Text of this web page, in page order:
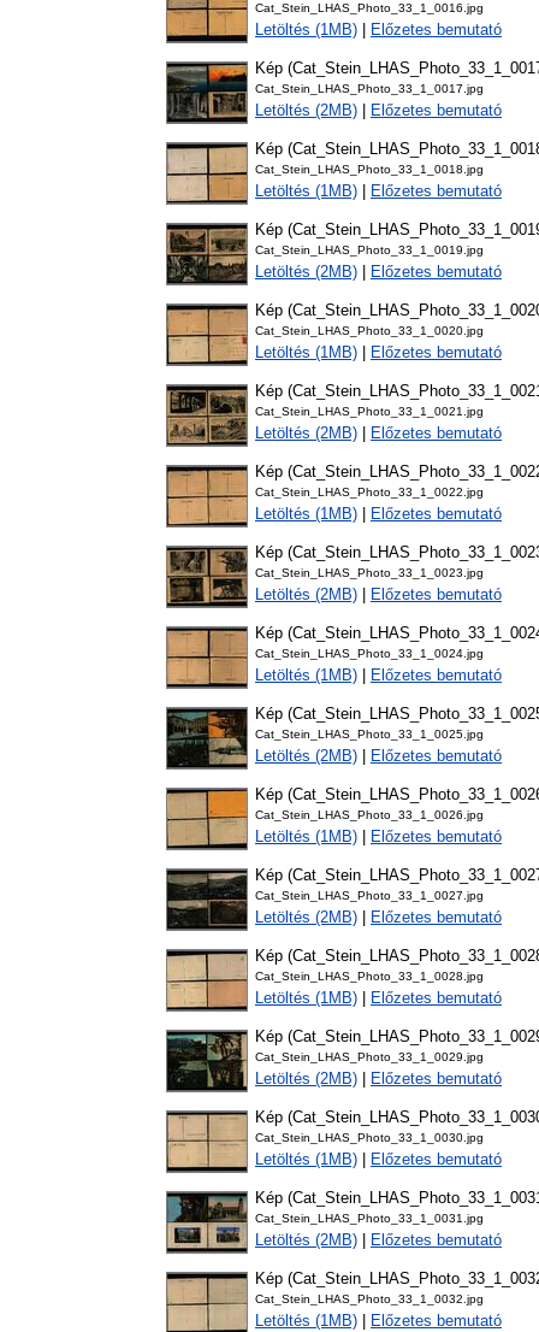
Cat_Stein_LHAS_Photo_33_1_0016.jpg
Letöltés (1MB) Előzetes bemutató
Kép
Cat_Stein_LHAS_Photo_33_1_0017.jpg
Letöltés (2MB) Előzetes bemutató
Kép
Cat_Stein_LHAS_Photo_33_1_0018.jpg
Letöltés (1MB) Előzetes bemutató
Kép
Cat_Stein_LHAS_Photo_33_1_0019.jpg
Letöltés (2MB) Előzetes bemutató
Kép
Cat_Stein_LHAS_Photo_33_1_0020.jpg
Letöltés (1MB) Előzetes bemutató
Kép
Cat_Stein_LHAS_Photo_33_1_0021.jpg
Letöltés (2MB) Előzetes bemutató
Kép
Cat_Stein_LHAS_Photo_33_1_0022.jpg
Letöltés (1MB) Előzetes bemutató
Kép
Cat_Stein_LHAS_Photo_33_1_0023.jpg
Letöltés (2MB) Előzetes bemutató
Kép
Cat_Stein_LHAS_Photo_33_1_0024.jpg
Letöltés (1MB) Előzetes bemutató
Kép
Cat_Stein_LHAS_Photo_33_1_0025.jpg
Letöltés (2MB) Előzetes bemutató
Kép
Cat_Stein_LHAS_Photo_33_1_0026.jpg
Letöltés (1MB) Előzetes bemutató
Kép
Cat_Stein_LHAS_Photo_33_1_0027.jpg
Letöltés (2MB) Előzetes bemutató
Kép
Cat_Stein_LHAS_Photo_33_1_0028.jpg
Letöltés (1MB) Előzetes bemutató
Kép
Cat_Stein_LHAS_Photo_33_1_0029.jpg
Letöltés (2MB) Előzetes bemutató
Kép
Cat_Stein_LHAS_Photo_33_1_0030.jpg
Letöltés (1MB) Előzetes bemutató
Kép
Cat_Stein_LHAS_Photo_33_1_0031.jpg
Letöltés (2MB) Előzetes bemutató
Kép
Cat_Stein_LHAS_Photo_33_1_0032.jpg
Letöltés (1MB) Előzetes bemutató